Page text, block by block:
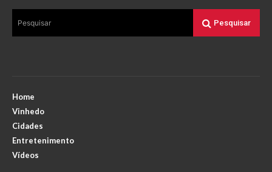
Pesquisar Pesquisar
Home
Vinhedo
Cidades
Entretenimento
Vídeos